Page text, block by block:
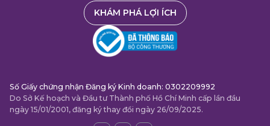
KHÁM PHÁ LỢI ÍCH
Số Giấy chứng nhận Đăng ký Kinh doanh: 0302209992
Do Sở Kế hoạch và Đầu tư Thành phố Hồ Chí Minh cấp lần đầu
ngày 15/01/2001, đăng ký thay đổi ngày 26/09/2025.